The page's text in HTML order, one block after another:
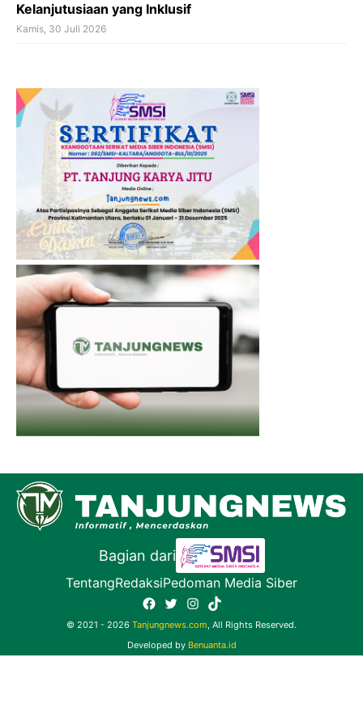
Kelanjutusiaan yang Inklusif
Kamis, 30 Juli 2026
Bagian dari
TentangRedaksiPedoman Media Siber
Facebook
TwitterInstagram
TikTok
© 2021 - 2026 Tanjungnews.com, All Rights Reserved.
Developed by Benuanta.id